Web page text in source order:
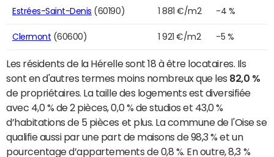
Estrées-Saint-Denis (60190) 1 881 €/m2 -4 %
Clermont (60600) 1 921 €/m2 -5 %
Les résidents de la Hérelle sont 18 à être locataires. Ils
sont en d'autres termes moins nombreux que les 82,0 %
de propriétaires. La taille des logements est diversifiée
avec 4,0 % de 2 pièces, 0,0 % de studios et 43,0 %
d’habitations de 5 pièces et plus. La commune de l'Oise se
qualifie aussi par une part de maisons de 98,3 % et un
pourcentage d’appartements de 0,8 %. En outre, 8,3 %